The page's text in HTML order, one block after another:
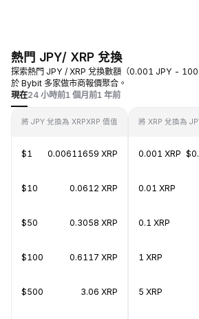
熱門 JPY/ XRP 兌換
探索熱門 JPY / XRP 兌換數額（0.001 JPY -
於 Bybit 多家做市商報價聚合。
現在24 小時前1 個月前1 年前
將 JPY 兌換為 XRPXRP 價值
$1 0.00611659 XRP
$10 0.0612 XRP
$50 0.3058 XRP
$100 0.6117 XRP
$500 3.06 XRP
將 XRP 兌換為
0.001 XRP
0.01 XRP
0.1 XRP
1 XRP
5 XRP